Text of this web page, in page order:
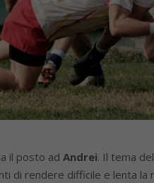
il posto ad Andrei. Il tema
di rendere difficile e lenta la